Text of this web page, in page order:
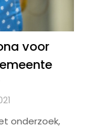
voor
onderzoek,